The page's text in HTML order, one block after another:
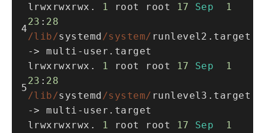
lrwxrwxrwx.
1 root root 17 Sep
1
23 : 28
/lib/systemd /system/ runlevel2.target
-> multi - user.target
lrwxrwxrwx.
1 root root 17 Sep
1
23 : 28
/lib/systemd /system/ runlevel3.target
-> multi - user.target
lrwxrwxrwx.
1 root root 17 Sep
1